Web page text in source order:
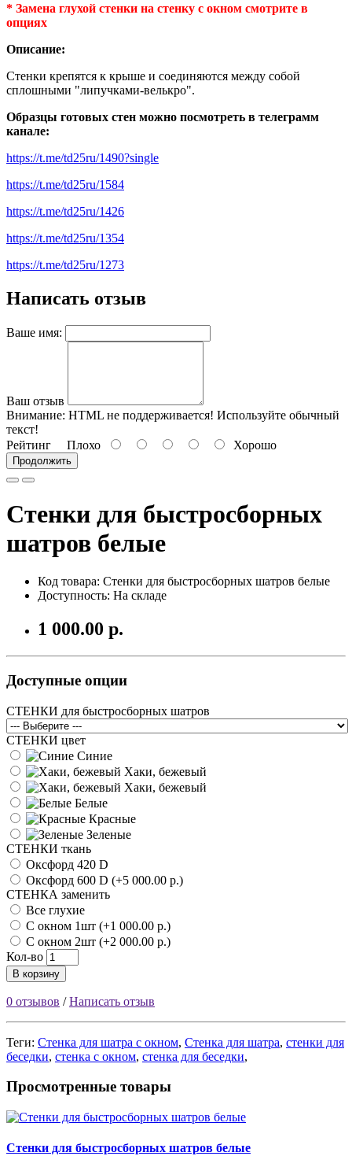
* Замена глухой стенки на стенку с окном смотрите в
опциях
Описание:
Стенки крепятся к крыше и соединяются между собой
сплошными "липучками-велькро".
Образцы готовых стен можно посмотреть в телеграмм
канале:
https://t.me/td25ru/1490?single
https://t.me/td25ru/1584
https://t.me/td25ru/1426
https://t.me/td25ru/1354
https://t.me/td25ru/1273
Написать отзыв
Ваше имя:
Ваш отзыв
Внимание: HTML не поддерживается! Используйте обычный
текст!
Рейтинг Плохо Хорошо
Продолжить
Стенки для быстросборных
шатров белые
Код товара: Стенки для быстросборных шатров белые
Доступность: На складе
1 000.00 р.
Доступные опции
СТЕНКИ для быстросборных шатров
СТЕНКИ цвет
Синие
Хаки, бежевый
Хаки, бежевый
Белые
Красные
Зеленые
СТЕНКИ ткань
Оксфорд 420 D
Оксфорд 600 D (+5 000.00 р.)
СТЕНКА заменить
Все глухие
С окном 1шт (+1 000.00 р.)
С окном 2шт (+2 000.00 р.)
Кол-во
В корзину
0 отзывов /Написать отзыв
Теги: Стенка для шатра с окном, Стенка для шатра, стенки для
беседки, стенка с окном, стенка для беседки,
Просмотренные товары
Стенки для быстросборных шатров белые